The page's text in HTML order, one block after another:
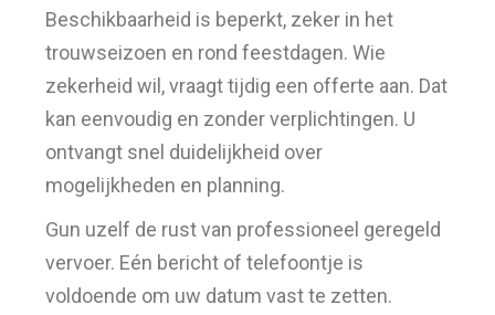
Beschikbaarheid is beperkt, zeker in het
trouwseizoen en rond feestdagen. Wie
zekerheid wil, vraagt tijdig een offerte aan. Dat
kan eenvoudig en zonder verplichtingen. U
ontvangt snel duidelijkheid over
mogelijkheden en planning.
Gun uzelf de rust van professioneel geregeld
vervoer. Eén bericht of telefoontje is
voldoende om uw datum vast te zetten.